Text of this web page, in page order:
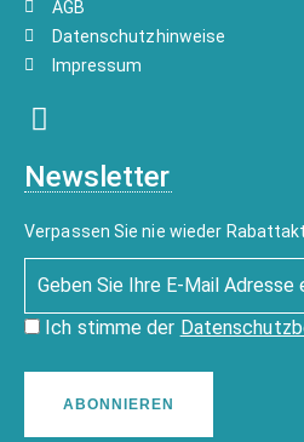
AGB
Datenschutzhinweise
Impressum
Newsletter
Verpassen Sie nie wieder
Ich stimme der
ABONNIEREN